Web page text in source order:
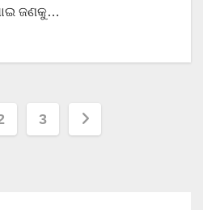
ଜଣକୁ…
3